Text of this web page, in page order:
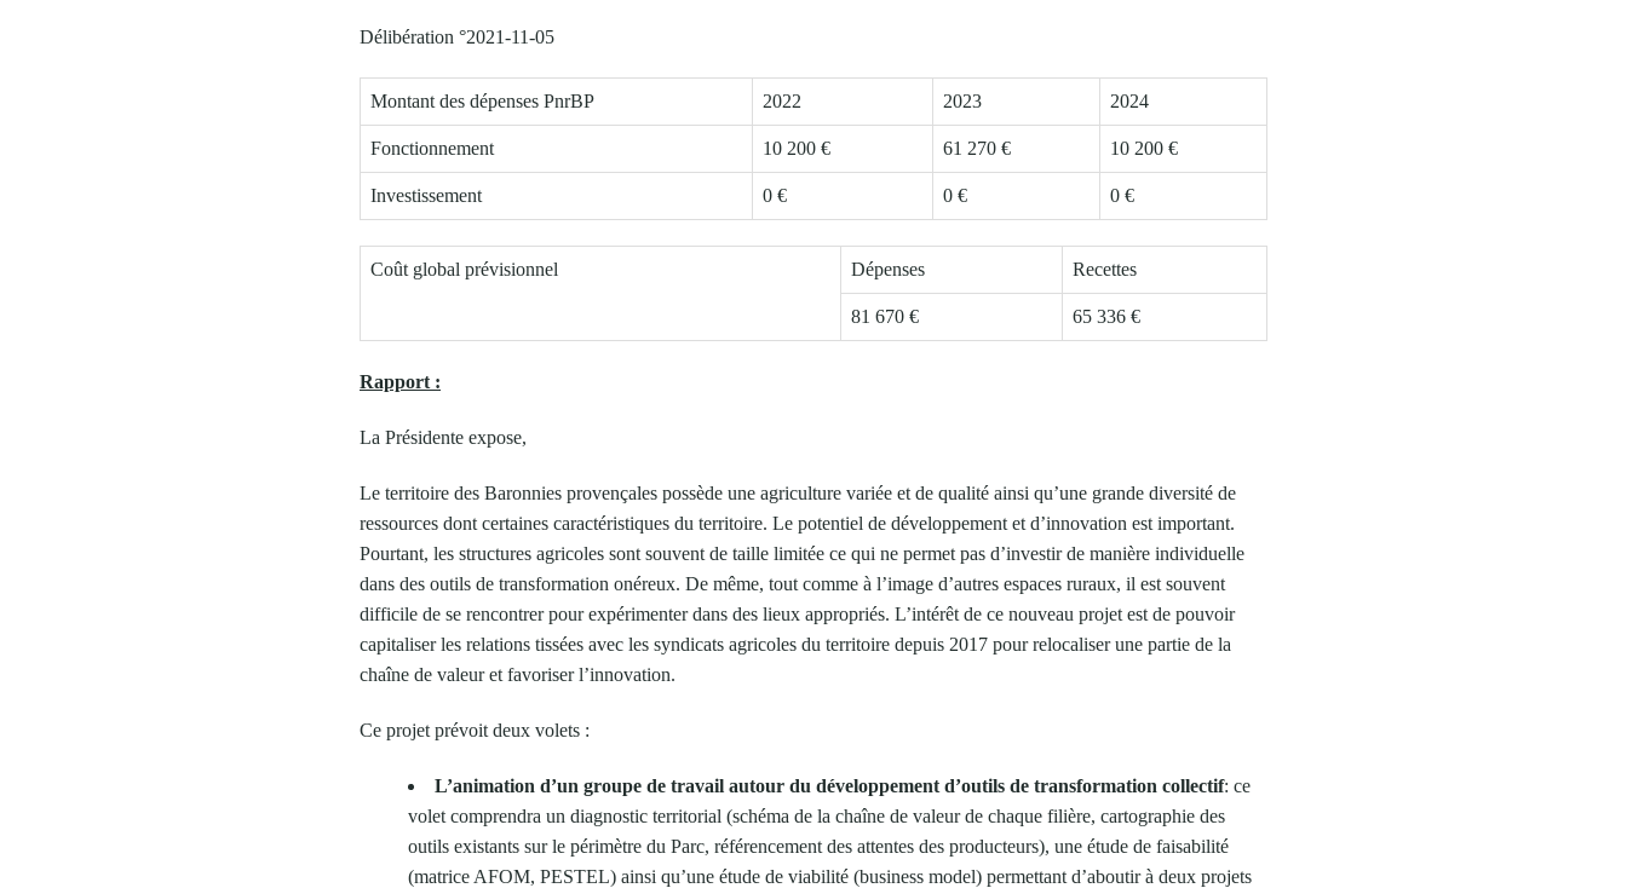
Délibération °2021-11-05
Montant des dépenses PnrBP 2022 2023 2024
Fonctionnement 10 200 € 61 270 € 10 200 €
Investissement 0 € 0 € 0 €
Coût global prévisionnel Dépenses Recettes
81 670 € 65 336 €
Rapport :
La Présidente expose,
Le territoire des Baronnies provençales possède une agriculture variée et de qualité ainsi qu’une grande diversité de
ressources dont certaines caractéristiques du territoire. Le potentiel de développement et d’innovation est important.
Pourtant, les structures agricoles sont souvent de taille limitée ce qui ne permet pas d’investir de manière individuelle
dans des outils de transformation onéreux. De même, tout comme à l’image d’autres espaces ruraux, il est souvent
difficile de se rencontrer pour expérimenter dans des lieux appropriés. L’intérêt de ce nouveau projet est de pouvoir
capitaliser les relations tissées avec les syndicats agricoles du territoire depuis 2017 pour relocaliser une partie de la
chaîne de valeur et favoriser l’innovation.
Ce projet prévoit deux volets :
L’animation d’un groupe de travail autour du développement d’outils de transformation collectif: ce
volet comprendra un diagnostic territorial (schéma de la chaîne de valeur de chaque filière, cartographie des
outils existants sur le périmètre du Parc, référencement des attentes des producteurs), une étude de faisabilité
(matrice AFOM, PESTEL) ainsi qu’une étude de viabilité (business model) permettant d’aboutir à deux projets